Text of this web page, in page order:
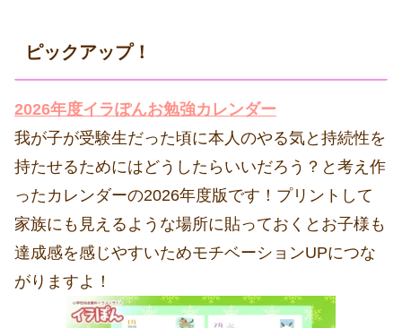
ピックアップ！
2026年度イラぽんお勉強カレンダー
我が子が受験生だった頃に本人のやる気と持続性を
持たせるためにはどうしたらいいだろう？と考え作
ったカレンダーの2026年度版です！プリントして
家族にも見えるような場所に貼っておくとお子様も
達成感を感じやすいためモチベーションUPにつな
がりますよ！